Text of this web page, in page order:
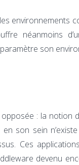
environnements
néanmoins
son
: la notion
son sein
Ces
devenu